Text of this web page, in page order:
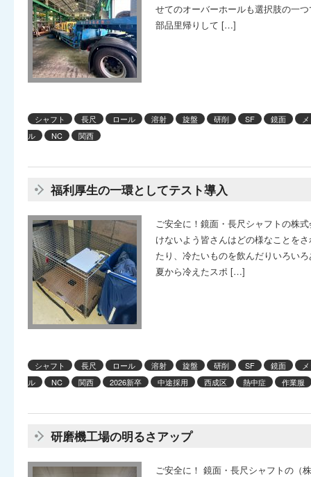
せてのオーバーホールも選択肢の一
部品里帰りして […]
シャフト 長尺 ロール 溶射 旋盤 研削 SF 鏡面
ル
NC 関西
福利厚生の一環としてテスト導入
ご安全に！鏡面・長尺シャフトの株
けないよう皆さんはどの様なことを
たり、冷たいものを飲んだりいろい
夏から冷えたスポ […]
シャフト 長尺 ロール 溶射 旋盤 研削 SF 鏡面
ル
NC 関西 2026新卒 中途採用 西成区 熱中症 作業服
研磨機工場の明るさアップ
ご安全に！ 鏡面・長尺シャフトの（